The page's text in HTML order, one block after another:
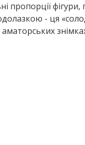
пропорції фігури,
- ця